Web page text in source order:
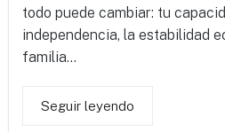
todo puede cambiar: tu
independencia, la estabilidad
familia...
Seguir leyendo